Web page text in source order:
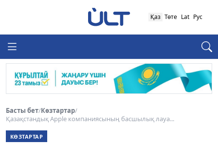
Қаз Төте Lat Рус
Басты бет/Көзтартар/
Қазақстандық Apple компаниясының басшылық лауа...
КӨЗТАРТАР